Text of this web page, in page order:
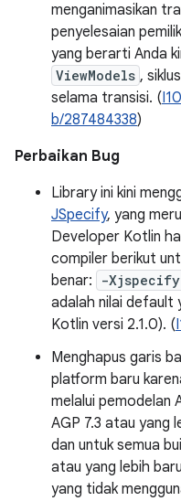
menganimasikan
penyelesaian
yang berarti Anda
ViewModels ,
selama transisi. (
b/287484338)
Perbaikan Bug
Library ini kini
JSpecify, yang
Developer Kotlin
compiler berikut
benar:
-
adalah nilai default
Kotlin versi 2.1.0). (
Menghapus garis
platform baru
melalui pemodelan
AGP 7.3 atau yang
dan untuk semua
atau yang lebih
yang tidak